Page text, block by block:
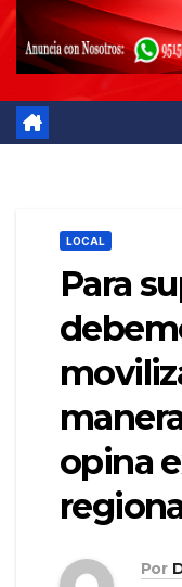
LOCAL
Para
opina
Por